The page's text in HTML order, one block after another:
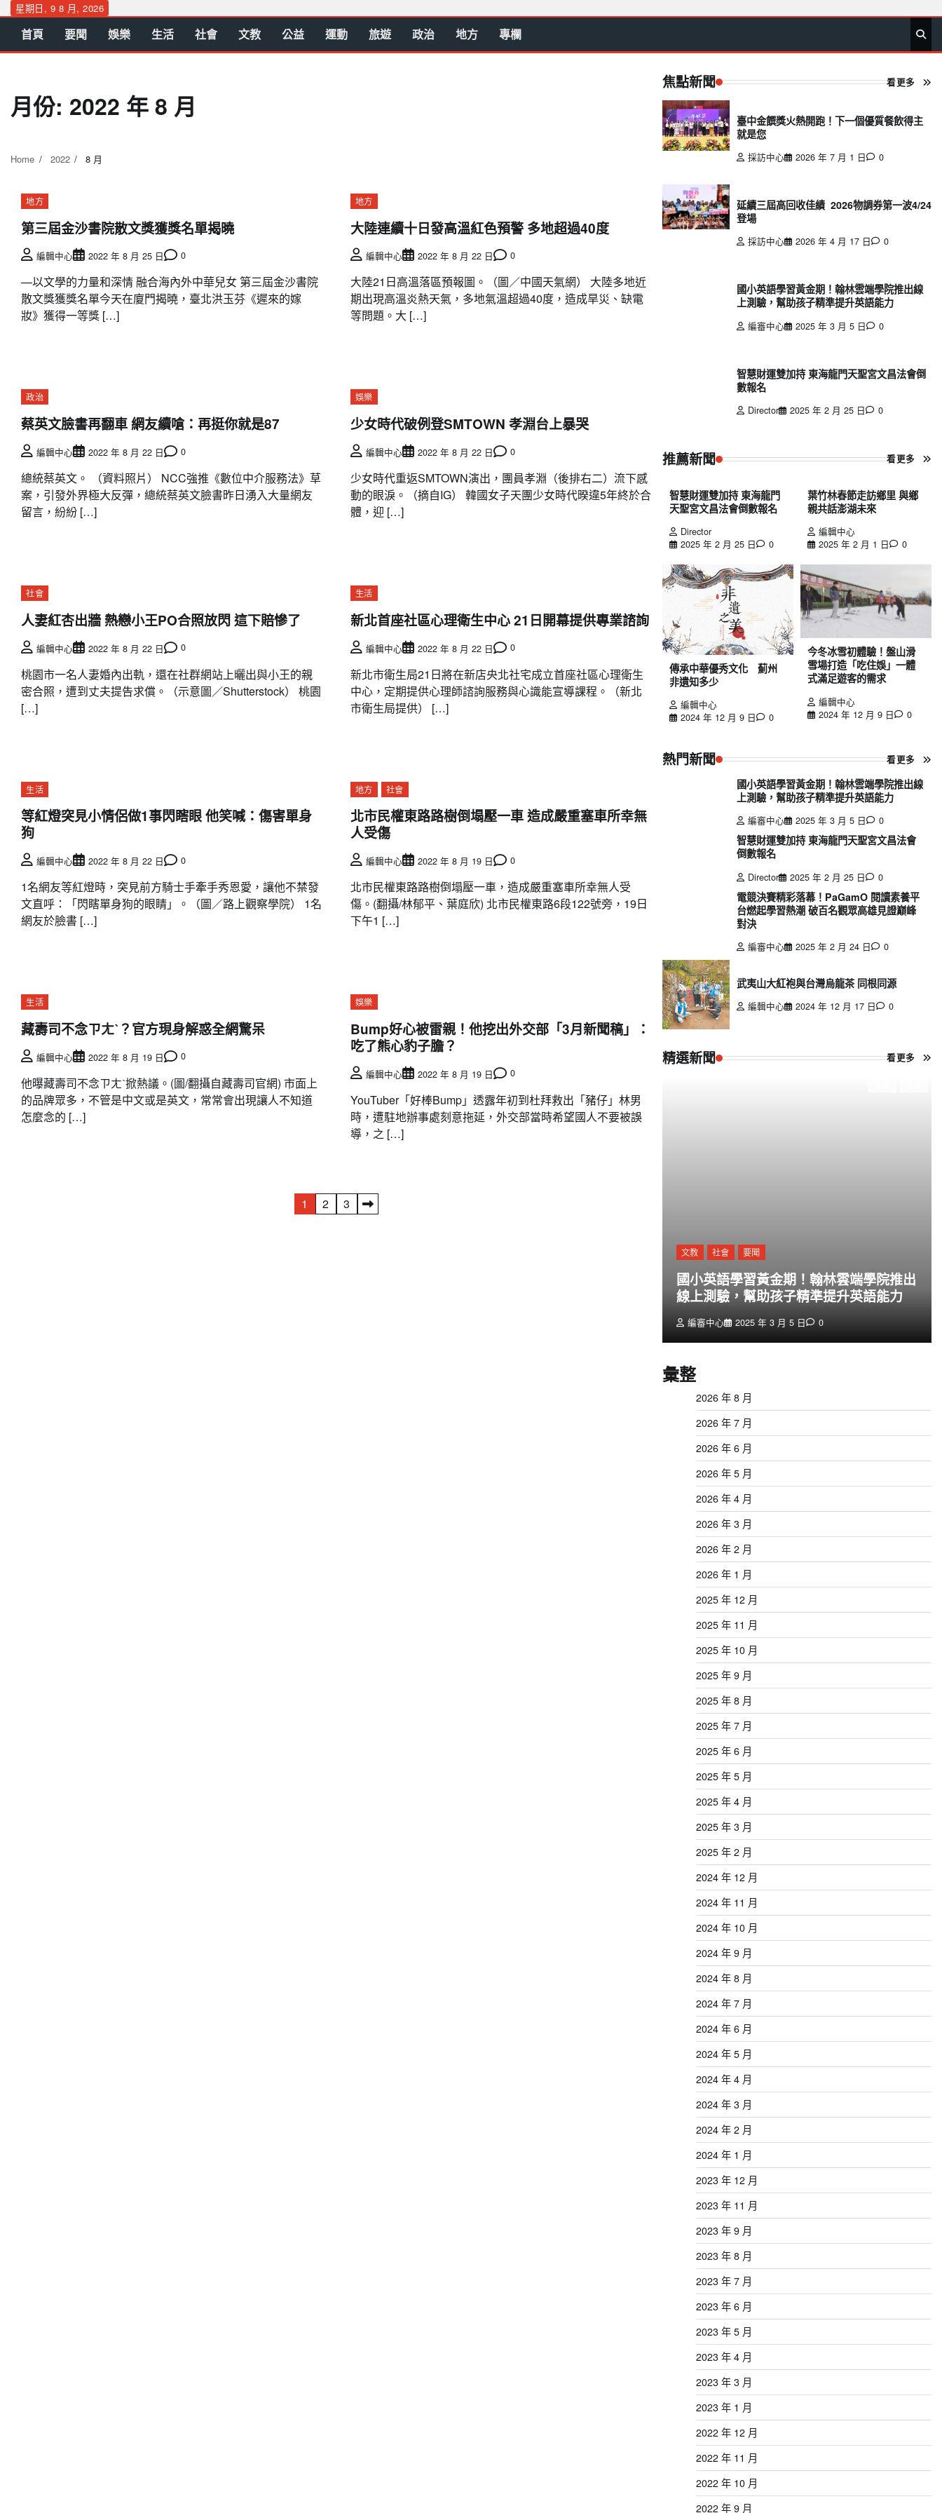
Skip
content
星期日, 9 8 月, 2026
首 要 娛 生 社 文 公 運 旅 政 地
方
專
欄
首頁 要聞 娛樂 生活 社會 文教 公益 運動 旅遊 政治 地方 專欄
月份: 2022 年 8 月
Home 2022 8 月
地方
第三屆金沙書院散文獎獲獎名單揭曉
編輯中心 2022 年 8 月 25 日 0
—以文學的力量和深情 融合海內外中華兒女 第三屆金沙書院
散文獎獲獎名單今天在廈門揭曉，臺北洪玉芬《遲來的嫁
妝》獲得一等獎 […]
地方
大陸連續十日發高溫紅色預警 多地超過40度
編輯中心 2022 年 8 月 22 日 0
大陸21日高溫落區預報圖。（圖／中國天氣網） 大陸多地近
期出現高溫炎熱天氣，多地氣溫超過40度，造成旱災、缺電
等問題。大 […]
政治
蔡英文臉書再翻車 網友續嗆：再挺你就是87
編輯中心 2022 年 8 月 22 日 0
總統蔡英文。 （資料照片） NCC強推《數位中介服務法》草
案，引發外界極大反彈，總統蔡英文臉書昨日湧入大量網友
留言，紛紛 […]
娛樂
少女時代破例登SMTOWN 孝淵台上暴哭
編輯中心 2022 年 8 月 22 日 0
少女時代重返SMTOWN演出，團員孝淵（後排右二）流下感
動的眼淚。（摘自IG） 韓國女子天團少女時代暌違5年終於合
體，迎 […]
社會
人妻紅杏出牆 熱戀小王PO合照放閃 這下賠慘了
編輯中心 2022 年 8 月 22 日 0
桃園市一名人妻婚內出軌，還在社群網站上曬出與小王的親
密合照，遭到丈夫提告求償。（示意圖／Shutterstock） 桃園
[…]
生活
新北首座社區心理衛生中心 21日開幕提供專業諮詢
編輯中心 2022 年 8 月 22 日 0
新北市衛生局21日將在新店央北社宅成立首座社區心理衛生
中心，定期提供心理師諮詢服務與心識能宣導課程。（新北
市衛生局提供） […]
生活
等紅燈突見小情侶做1事閃瞎眼 他笑喊：傷害單身
狗
編輯中心 2022 年 8 月 22 日 0
1名網友等紅燈時，突見前方騎士手牽手秀恩愛，讓他不禁發
文直呼：「閃瞎單身狗的眼睛」。（圖／路上觀察學院） 1名
網友於臉書 […]
地方 社會
北市民權東路路樹倒塌壓一車 造成嚴重塞車所幸無
人受傷
編輯中心 2022 年 8 月 19 日 0
北市民權東路路樹倒塌壓一車，造成嚴重塞車所幸無人受
傷。(翻攝/林郁平、葉庭欣) 北市民權東路6段122號旁，19日
下午1 […]
生活
藏壽司不念ㄗㄤˋ？官方現身解惑全網驚呆
編輯中心 2022 年 8 月 19 日 0
他曝藏壽司不念ㄗㄤˋ掀熱議。(圖/翻攝自藏壽司官網) 市面上
的品牌眾多，不管是中文或是英文，常常會出現讓人不知道
怎麼念的 […]
娛樂
Bump好心被雷親！他挖出外交部「3月新聞稿」：
吃了熊心豹子膽？
編輯中心 2022 年 8 月 19 日 0
YouTuber「好棒Bump」透露年初到杜拜救出「豬仔」林男
時，遭駐地辦事處刻意拖延，外交部當時希望國人不要被誤
導，之 […]
1 2 3
焦點新聞 看更多
臺中金饌獎火熱開跑！下一個優質餐飲得主
就是您
採訪中心 2026 年 7 月 1 日 0
延續三屆高回收佳績 2026物調券第一波4/24
登場
採訪中心 2026 年 4 月 17 日 0
國小英語學習黃金期！翰林雲端學院推出線
上測驗，幫助孩子精準提升英語能力
編審中心 2025 年 3 月 5 日 0
智慧財運雙加持 東海龍門天聖宮文昌法會倒
數報名
Director 2025 年 2 月 25 日 0
推薦新聞 看更多
智慧財運雙加持 東海龍門
天聖宮文昌法會倒數報名
Director
2025 年 2 月 25 日
0
葉竹林春節走訪鄉里 與鄉
親共話澎湖未來
編輯中心
2025 年 2 月 1 日
0
傳承中華優秀文化 薊州
非遺知多少
編輯中心
2024 年 12 月 9 日
0
今冬冰雪初體驗！盤山滑
雪場打造「吃住娛」一體
式滿足遊客的需求
編輯中心
2024 年 12 月 9 日
0
熱門新聞 看更多
國小英語學習黃金期！翰林雲端學院推出線
上測驗，幫助孩子精準提升英語能力
編審中心 2025 年 3 月 5 日 0
智慧財運雙加持 東海龍門天聖宮文昌法會
倒數報名
Director 2025 年 2 月 25 日 0
電競決賽精彩落幕！PaGamO 閱讀素養平
台燃起學習熱潮 破百名觀眾高雄見證巔峰
對決
編審中心 2025 年 2 月 24 日 0
武夷山大紅袍與台灣烏龍茶 同根同源
編輯中心 2024 年 12 月 17 日 0
精選新聞 看更多
文教 社會 要聞
國小英語學習黃金期！翰林雲端學院推出
線上測驗，幫助孩子精準提升英語能力
編審中心 2025 年 3 月 5 日 0
彙整
2026 年 8 月
2026 年 7 月
2026 年 6 月
2026 年 5 月
2026 年 4 月
2026 年 3 月
2026 年 2 月
2026 年 1 月
2025 年 12 月
2025 年 11 月
2025 年 10 月
2025 年 9 月
2025 年 8 月
2025 年 7 月
2025 年 6 月
2025 年 5 月
2025 年 4 月
2025 年 3 月
2025 年 2 月
2024 年 12 月
2024 年 11 月
2024 年 10 月
2024 年 9 月
2024 年 8 月
2024 年 7 月
2024 年 6 月
2024 年 5 月
2024 年 4 月
2024 年 3 月
2024 年 2 月
2024 年 1 月
2023 年 12 月
2023 年 11 月
2023 年 9 月
2023 年 8 月
2023 年 7 月
2023 年 6 月
2023 年 5 月
2023 年 4 月
2023 年 3 月
2023 年 1 月
2022 年 12 月
2022 年 11 月
2022 年 10 月
2022 年 9 月